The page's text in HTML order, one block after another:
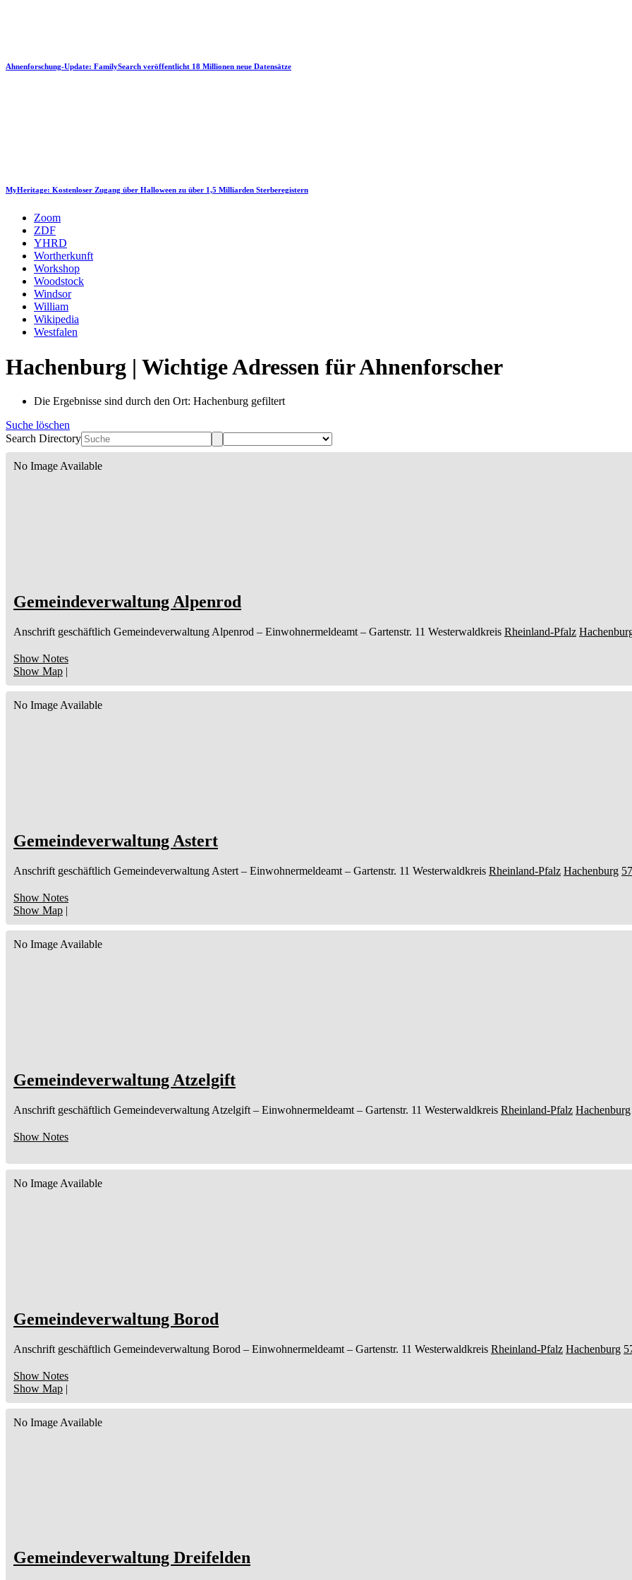
Ahnenforschung-Update: FamilySearch veröffentlicht 18 Millionen neue Datensätze
MyHeritage: Kostenloser Zugang über Halloween zu über 1,5 Milliarden Sterberegistern
Zoom
ZDF
YHRD
Wortherkunft
Workshop
Woodstock
Windsor
William
Wikipedia
Westfalen
Hachenburg | Wichtige Adressen für Ahnenforscher
Die Ergebnisse sind durch den Ort: Hachenburg gefiltert
Suche löschen
Search Directory
No Image Available
Gemeindeverwaltung Alpenrod
Anschrift geschäftlich Gemeindeverwaltung Alpenrod – Einwohnermeldeamt – Gartenstr. 11 Westerwaldkreis Rheinland-Pfalz
Show Notes
Show Map |
No Image Available
Gemeindeverwaltung Astert
Anschrift geschäftlich Gemeindeverwaltung Astert – Einwohnermeldeamt – Gartenstr. 11 Westerwaldkreis Rheinland-Pfalz Hachenburg
Show Notes
Show Map |
No Image Available
Gemeindeverwaltung Atzelgift
Anschrift geschäftlich Gemeindeverwaltung Atzelgift – Einwohnermeldeamt – Gartenstr. 11 Westerwaldkreis Rheinland-Pfalz Hachenburg
Show Notes
No Image Available
Gemeindeverwaltung Borod
Anschrift geschäftlich Gemeindeverwaltung Borod – Einwohnermeldeamt – Gartenstr. 11 Westerwaldkreis Rheinland-Pfalz Hachenburg
Show Notes
Show Map |
No Image Available
Gemeindeverwaltung Dreifelden